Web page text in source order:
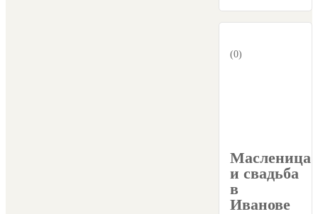
Масленица
и свадьба
в
Иванове
(0)